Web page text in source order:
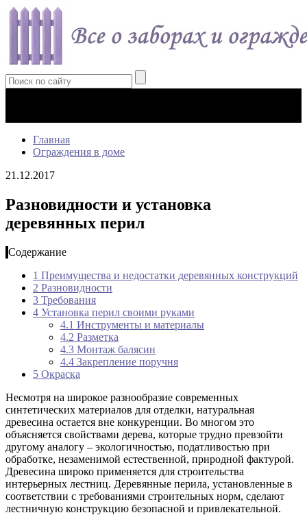
Главная
Ограждения в доме
21.12.2017
Разновидности и установка
деревянных перил
Содержание
1 Преимущества и недостатки деревянных конструкций
2 Разновидности
3 Требования
4 Установка перил своими руками
4.1 Инструменты и материалы
4.2 Разметка
4.3 Монтаж балясин
4.4 Закрепление поручня
5 Окраска
Несмотря на широкое разнообразие современных
синтетических материалов для отделки, натуральная
древесина остается вне конкуренции. Во многом это
объясняется свойствами дерева, которые трудно превзойти
другому аналогу – экологичностью, податливостью при
обработке, незаменимой естественной, природной фактурой.
Древесина широко применяется для строительства
интерьерных лестниц. Деревянные перила, установленные в
соответствии с требованиями строительных норм, сделают
лестничную конструкцию безопасной и привлекательной.